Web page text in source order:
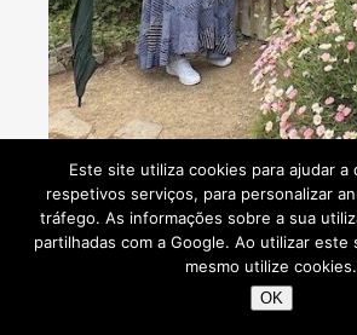
Consultoria de viagens - Agente
Este site utiliza cookies para ajudar a
respetivos serviços, para personalizar
tráfego. As informações sobre a sua
partilhadas com a Google. Ao utilizar
mesmo utilize cookies.
OK